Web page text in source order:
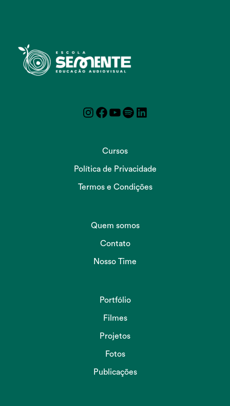
Instagram
Facebook
YouTube
Spotify
Cursos
Política de Privacidade
Termos e Condições
Quem somos
Contato
Nosso Time
Portfólio
Filmes
Projetos
Fotos
Publicações